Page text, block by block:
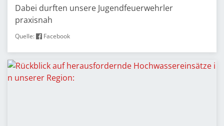
Dabei durften unsere Jugendfeuerwehrler
praxisnah
Quelle: Facebook